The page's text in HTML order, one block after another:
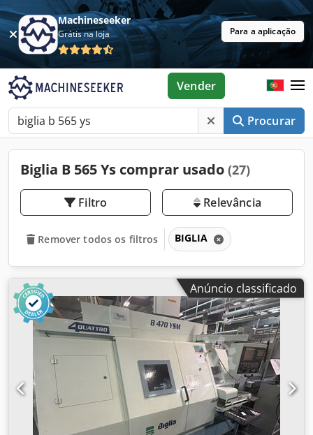
Machineseeker
Grátis na loja Para a aplicação
Procurar
Vender
Biglia B 565 Ys comprar usado (27)
Filtro Relevância
Remover todos os filtros BIGLIA
Anúncio classificado